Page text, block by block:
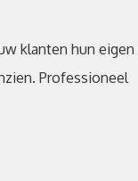
klanten hun eigen
Professioneel